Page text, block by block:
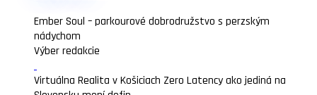
Ember Soul – parkourové dobrodružstvo s perzským
nádychom
Výber redakcie
Virtuálna Realita v Košiciach Zero Latency ako jediná na